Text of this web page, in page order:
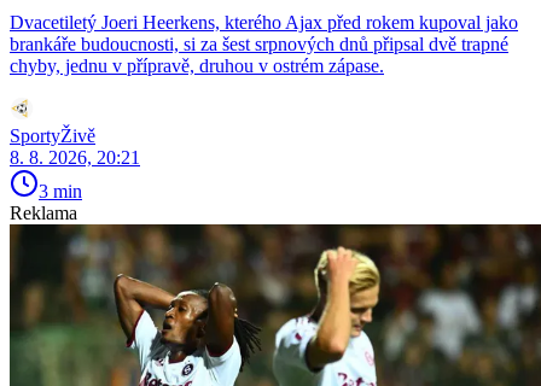
Dvacetiletý Joeri Heerkens, kterého Ajax před rokem kupoval jako
brankáře budoucnosti, si za šest srpnových dnů připsal dvě trapné
chyby, jednu v přípravě, druhou v ostrém zápase.
SportyŽivě
8. 8. 2026, 20:21
3 min
Reklama